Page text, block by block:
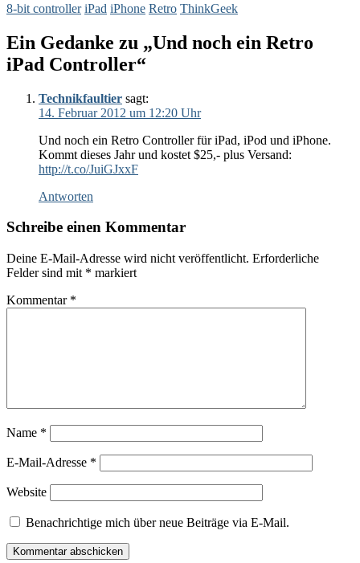
8-bit controller iPad iPhone Retro ThinkGeek
Ein Gedanke zu „Und noch ein Retro
iPad Controller“
Technikfaultier sagt:
14. Februar 2012 um 12:20 Uhr
Und noch ein Retro Controller für iPad, iPod und iPhone.
Kommt dieses Jahr und kostet $25,- plus Versand:
http://t.co/JuiGJxxF
Antworten
Schreibe einen Kommentar
Deine E-Mail-Adresse wird nicht veröffentlicht. Erforderliche
Felder sind mit * markiert
Kommentar *
Name *
E-Mail-Adresse *
Website
Benachrichtige mich über neue Beiträge via E-Mail.